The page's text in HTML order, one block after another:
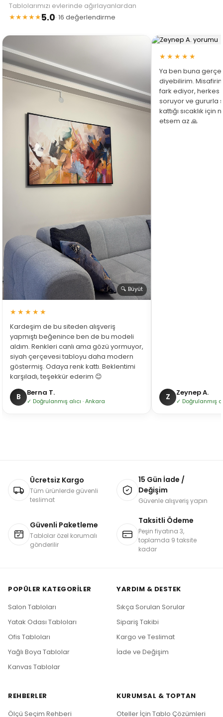
Tablolarımızı evlerinde ağırlayanlardan
★★★★★5.0· 16 değerlendirme
🔍 Büyüt
★★★★★
Kardeşim de bu siteden alışveriş
yapmıştı beğenince ben de bu modeli
aldım. Renkleri canlı ama gözü yormuyor,
siyah çerçevesi tabloyu daha modern
göstermiş. Odaya renk kattı. Beklentimi
karşıladı, teşekkür ederim 😊
B Berna T.
✓ Doğrulanmış alıcı · Ankara
★★★★★
Ya ben buna
diyebilirim.
fark ediyor, herkes
soruyor ve gururla
kattığı sıcaklık
etsem az 🙏
Z Zeynep A.
✓ Doğrulanmış
Ücretsiz Kargo
Tüm ürünlerde güvenli
teslimat
15 Gün İade /
Değişim
Güvenle alışveriş yapın
Güvenli Paketleme
Tablolar özel korumalı
gönderilir
Taksitli Ödeme
Peşin fiyatına 3,
toplamda 9 taksite
kadar
POPÜLER KATEGORILER
Salon Tabloları
Yatak Odası Tabloları
Ofis Tabloları
Yağlı Boya Tablolar
Kanvas Tablolar
YARDIM & DESTEK
Sıkça Sorulan Sorular
Sipariş Takibi
Kargo ve Teslimat
İade ve Değişim
REHBERLER
Ölçü Seçim Rehberi
KURUMSAL & TOPTAN
Oteller İçin Tablo Çözümleri